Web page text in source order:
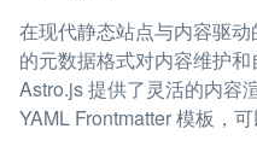
在现代静态站点与内容驱
的元数据格式对内容维护和
Astro.js 提供了灵活的内容
YAML Frontmatter 模板，